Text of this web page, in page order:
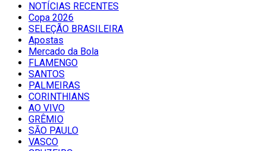
NOTÍCIAS RECENTES
Copa 2026
SELEÇÃO BRASILEIRA
Apostas
Mercado da Bola
FLAMENGO
SANTOS
PALMEIRAS
CORINTHIANS
AO VIVO
GRÊMIO
SĀO PAULO
VASCO